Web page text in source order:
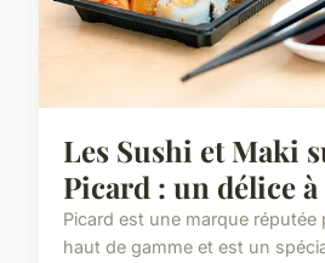
Les Sushi et Maki
Picard : un délice
Picard est une marque
haut de gamme et est un